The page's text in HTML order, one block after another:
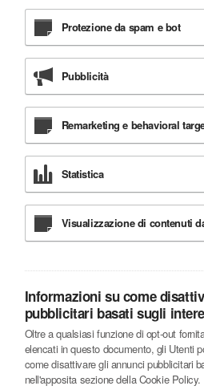
Protezione da spam e bot
Pubblicità
Remarketing e behavioral
Statistica
Visualizzazione di contenuti
Informazioni su come
pubblicitari basati sugli
Oltre a qualsiasi funzione di opt-out
elencati in questo documento, gli Utenti
come disattivare gli annunci pubblicitari
nell'apposita sezione della Cookie Policy.